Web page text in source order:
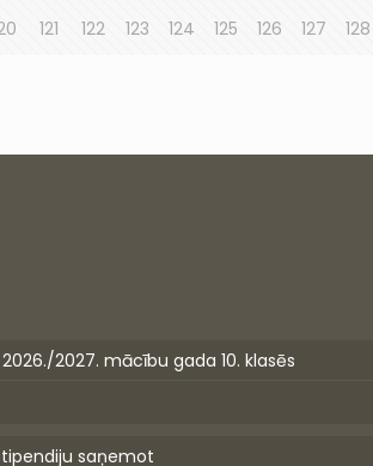
121 122 123 124 125 126 127 128
2027. mācību gada 10. klasēs
saņemot